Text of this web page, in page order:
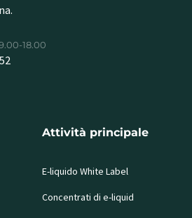
18.00
Attività principale
E-liquido White Label
Concentrati di e-liquid